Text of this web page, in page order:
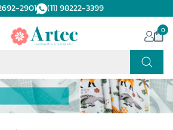
2901 (11) 98222-3399
0